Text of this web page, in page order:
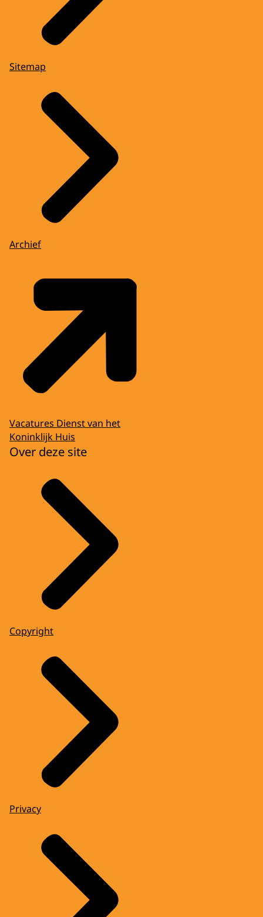
Sitemap
Archief
Vacatures Dienst van het
Koninklijk Huis
Over deze site
Copyright
Privacy